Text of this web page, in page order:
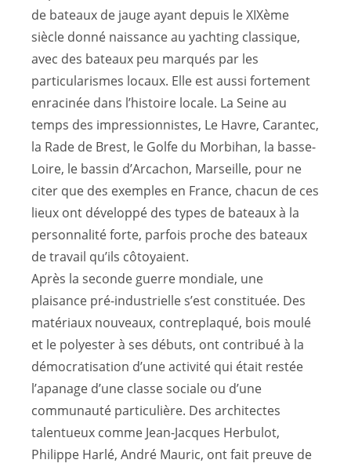
de bateaux de jauge ayant depuis le XIXème
siècle donné naissance au yachting classique,
avec des bateaux peu marqués par les
particularismes locaux. Elle est aussi fortement
enracinée dans l’histoire locale. La Seine au
temps des impressionnistes, Le Havre, Carantec,
la Rade de Brest, le Golfe du Morbihan, la basse-
Loire, le bassin d’Arcachon, Marseille, pour ne
citer que des exemples en France, chacun de ces
lieux ont développé des types de bateaux à la
personnalité forte, parfois proche des bateaux
de travail qu’ils côtoyaient.
Après la seconde guerre mondiale, une
plaisance pré-industrielle s’est constituée. Des
matériaux nouveaux, contreplaqué, bois moulé
et le polyester à ses débuts, ont contribué à la
démocratisation d’une activité qui était restée
l’apanage d’une classe sociale ou d’une
communauté particulière. Des architectes
talentueux comme Jean-Jacques Herbulot,
Philippe Harlé, André Mauric, ont fait preuve de